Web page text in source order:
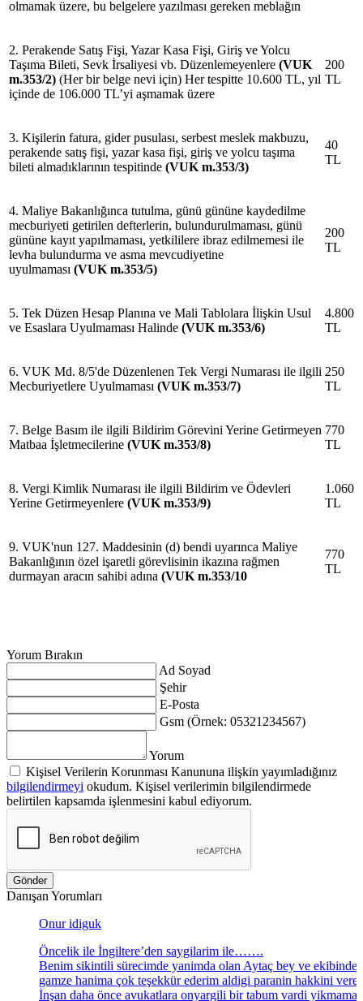
olmamak üzere, bu belgelere yazılması gereken meblağın
2. Perakende Satış Fişi, Yazar Kasa Fişi, Giriş ve Yolcu
Taşıma Bileti, Sevk İrsaliyesi vb. Düzenlemeyenlere (VUK
m.353/2) (Her bir belge nevi için) Her tespitte 10.600 TL, yıl
içinde de 106.000 TL’yi aşmamak üzere
200
TL
3. Kişilerin fatura, gider pusulası, serbest meslek makbuzu,
perakende satış fişi, yazar kasa fişi, giriş ve yolcu taşıma
bileti almadıklarının tespitinde (VUK m.353/3)
40
TL
4. Maliye Bakanlığınca tutulma, günü gününe kaydedilme
mecburiyeti getirilen defterlerin, bulundurulmaması, günü
gününe kayıt yapılmaması, yetkililere ibraz edilmemesi ile
levha bulundurma ve asma mevcudiyetine
uyulmaması (VUK m.353/5)
200
TL
5. Tek Düzen Hesap Planına ve Mali Tablolara İlişkin Usul
ve Esaslara Uyulmaması Halinde (VUK m.353/6)
4.800
TL
6. VUK Md. 8/5'de Düzenlenen Tek Vergi Numarası ile ilgili
Mecburiyetlere Uyulmaması (VUK m.353/7)
250
TL
7. Belge Basım ile ilgili Bildirim Görevini Yerine Getirmeyen
Matbaa İşletmecilerine (VUK m.353/8)
770
TL
8. Vergi Kimlik Numarası ile ilgili Bildirim ve Ödevleri
Yerine Getirmeyenlere (VUK m.353/9)
1.060
TL
9. VUK'nun 127. Maddesinin (d) bendi uyarınca Maliye
Bakanlığının özel işaretli görevlisinin ikazına rağmen
durmayan aracın sahibi adına (VUK m.353/10
770
TL
Yorum Bırakın
Ad Soyad
Şehir
E-Posta
Gsm (Örnek: 05321234567)
Yorum
Kişisel Verilerin Korunması Kanununa ilişkin yayımladığınız
bilgilendirmeyi okudum. Kişisel verilerimin bilgilendirmede
belirtilen kapsamda işlenmesini kabul ediyorum.
Gönder
Danışan Yorumları
Onur idiguk
Öncelik ile İngiltere’den saygilarim ile…….
Benim sikintili sürecimde yanimda olan Aytaç bey ve ekibinden
gamze hanima çok teşekkür ederim aldigi paranin hakkini
İnşan daha önce avukatlara onyargili bir tabum vardi yikmama